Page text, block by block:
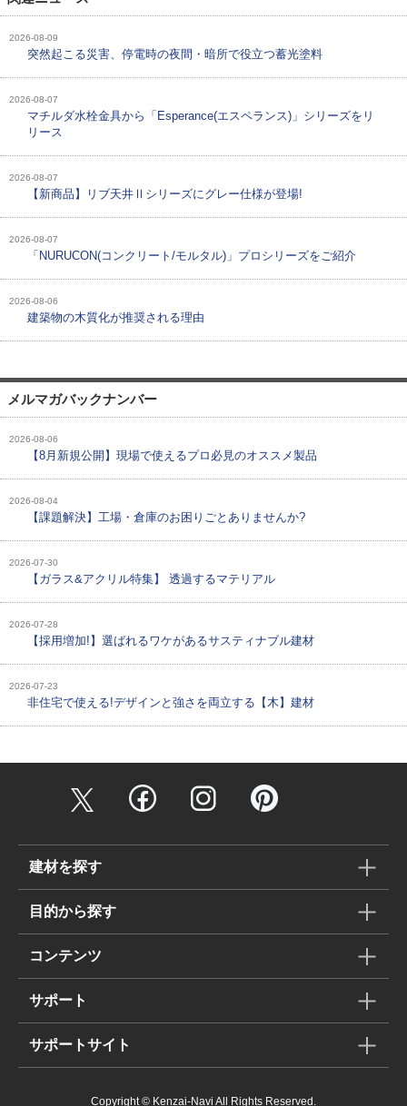
2026-08-09
突然起こる災害、停電時の夜間・暗所で役立つ蓄光塗料
2026-08-07
マチルダ水栓金具から「Esperance(エスペランス)」シリーズをリ
リース
2026-08-07
【新商品】リブ天井Ⅱシリーズにグレー仕様が登場!
2026-08-07
「NURUCON(コンクリート/モルタル)」プロシリーズをご紹介
2026-08-06
建築物の木質化が推奨される理由
メルマガバックナンバー
2026-08-06
【8月新規公開】現場で使えるプロ必見のオススメ製品
2026-08-04
【課題解決】工場・倉庫のお困りごとありませんか?
2026-07-30
【ガラス&アクリル特集】 透過するマテリアル
2026-07-28
【採用増加!】選ばれるワケがあるサスティナブル建材
2026-07-23
非住宅で使える!デザインと強さを両立する【木】建材
建材を探す
目的から探す
コンテンツ
サポート
サポートサイト
Copyright © Kenzai-Navi All Rights Reserved.